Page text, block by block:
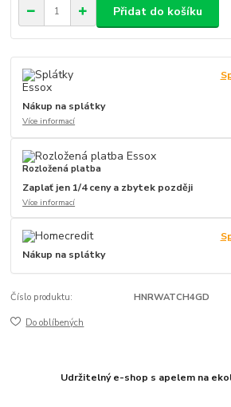
Přidat do košíku
Nákup na splátky
Více informací
Rozložená platba
Zaplať jen 1/4 ceny a zbytek později
Více informací
Nákup na splátky
Číslo produktu: HNRWATCH4GD
Do oblíbených
Udržitelný e-shop s apelem na